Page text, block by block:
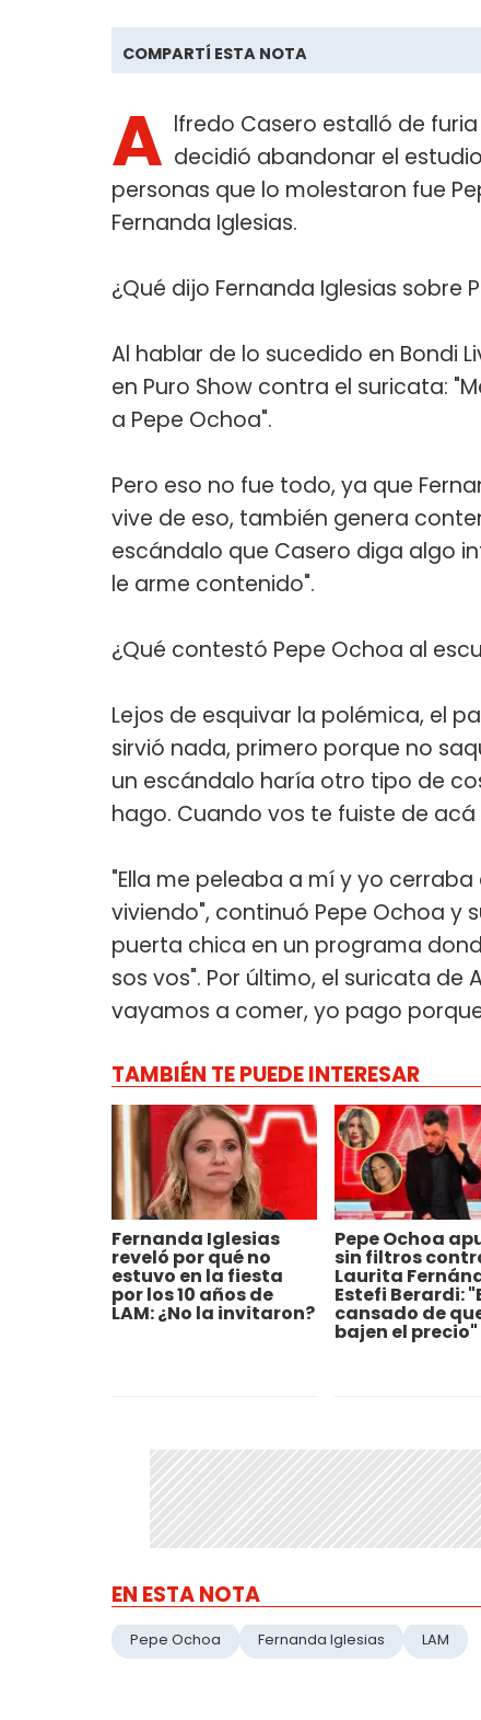
COMPARTÍ ESTA NOTA
A lfredo Casero estalló de
decidió abandonar el
personas que lo molestaron fue
Fernanda Iglesias.
¿Qué dijo Fernanda Iglesias sobre
Al hablar de lo sucedido en Bondi
en Puro Show contra el suricata:
a Pepe Ochoa".
Pero eso no fue todo, ya que
vive de eso, también genera
escándalo que Casero diga algo
le arme contenido".
¿Qué contestó Pepe Ochoa al
Lejos de esquivar la polémica, el
sirvió nada, primero porque no
un escándalo haría otro tipo de
hago. Cuando vos te fuiste de
"Ella me peleaba a mí y yo
viviendo", continuó Pepe Ochoa y
puerta chica en un programa
sos vos". Por último, el suricata de
vayamos a comer, yo pago
TAMBIÉN TE PUEDE INTERESAR
Fernanda Iglesias
reveló por qué no
estuvo en la fiesta
por los 10 años de
LAM: ¿No la invitaron?
Pepe Ochoa
sin filtros
Laurita
Estefi Berardi:
cansado de
bajen el precio"
EN ESTA NOTA
Pepe Ochoa Fernanda Iglesias LAM